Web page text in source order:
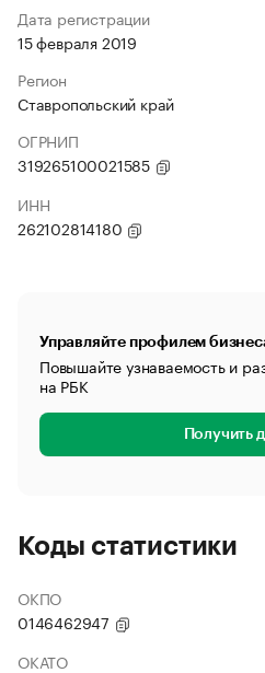
Дата регистрации
15 февраля 2019
Регион
Ставропольский край
ОГРНИП
319265100021585
ИНН
262102814180
Управляйте профилем
Повышайте узнаваемость и
на РБК
Получить
Коды статистики
ОКПО
0146462947
ОКАТО